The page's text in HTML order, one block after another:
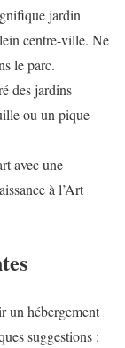
jardin
centre-ville. Ne
le parc.
des jardins
ou un pique-
avec une
à l’Art
un hébergement
suggestions :